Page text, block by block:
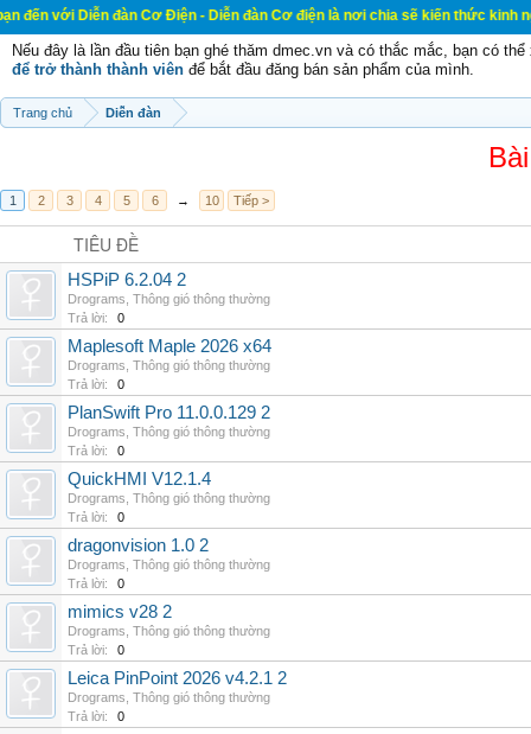
Diễn đàn Cơ Điện - Diễn đàn Cơ điện là nơi chia sẽ kiến thức kinh
Nếu đây là lần đầu tiên bạn ghé thăm dmec.vn và có thắc mắc, bạn có
để trở thành thành viên để bắt đầu đăng bán sản phẩm của mình.
Trang chủ Diễn đàn
1 2 3 4 5 6 → 10 Tiếp >
TIÊU ĐỀ
HSPiP 6.2.04 2
Drograms Thông gió thông thường
Trả lời:
0
Maplesoft Maple 2026 x64
Drograms Thông gió thông thường
Trả lời:
0
PlanSwift Pro 11.0.0.129 2
Drograms Thông gió thông thường
Trả lời:
0
QuickHMI V12.1.4
Drograms Thông gió thông thường
Trả lời:
0
dragonvision 1.0 2
Drograms Thông gió thông thường
Trả lời:
0
mimics v28 2
Drograms Thông gió thông thường
Trả lời:
0
Leica PinPoint 2026 v4.2.1 2
Drograms Thông gió thông thường
Trả lời:
0